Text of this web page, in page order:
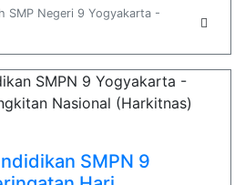
SMP Negeri 9 Yogyakarta -
SMPN 9